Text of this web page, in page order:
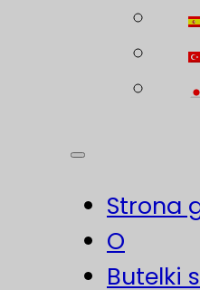
Strona
O
Butelki